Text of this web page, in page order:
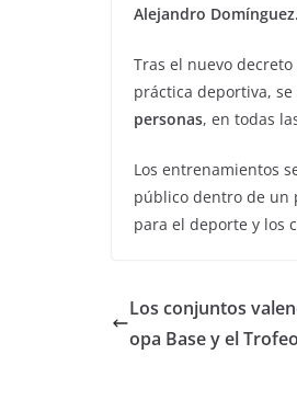
Alejandro
Tras el nuevo
práctica deportiva,
personas, en todas
Los entrenamientos
público dentro de un
para el deporte y los
Los conjuntos
opa Base y el